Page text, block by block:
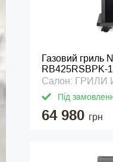
Газовий гриль
RB425RSBPK-1
Салон:
Під
64 980 грн